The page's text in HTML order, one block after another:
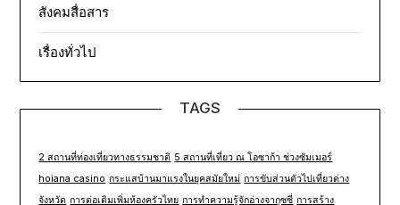
สังคมสื่อสาร
เรื่องทั่วไป
TAGS
2 สถานที่ท่องเที่ยวทางธรรมชาติ 5 สถานที่เที่ยว ณ โอซาก้า ช่วงซัมเมอร์
hoiana casino กระแสบ้านมาแรงในยุคสมัยใหม่ การขับส่วนตัวไปเที่ยวต่าง
จังหวัด การต่อเติมเพิ่มห้องครัวไทย การทำความรู้จักอ่างจากุซซี่ การสร้าง